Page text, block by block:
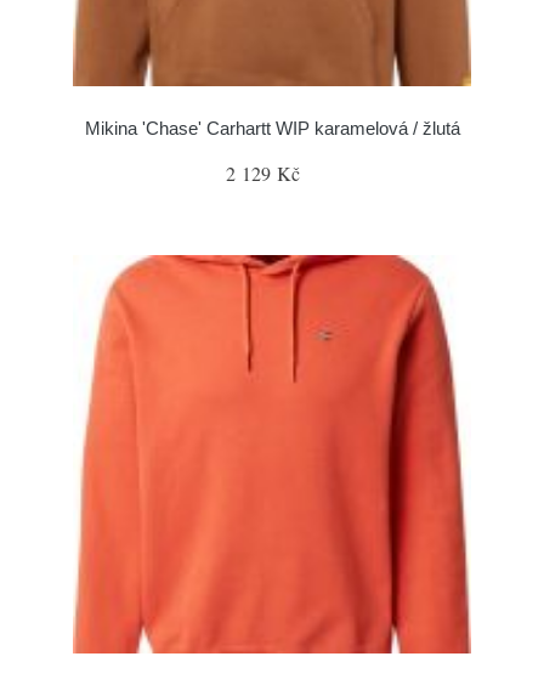
Mikina 'Chase' Carhartt WIP karamelová / žlutá
2 129 Kč